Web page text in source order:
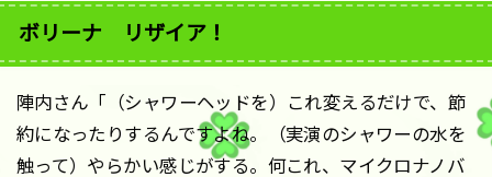
ボリーナ リザイア！
陣内さん「（シャワーヘッドを）これ変えるだけで、節
約になったりするんですよね。（実演のシャワーの水を
触って）やらかい感じがする。何これ、マイクロナノバ